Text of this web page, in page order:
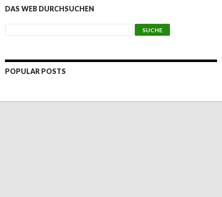
DAS WEB DURCHSUCHEN
POPULAR POSTS